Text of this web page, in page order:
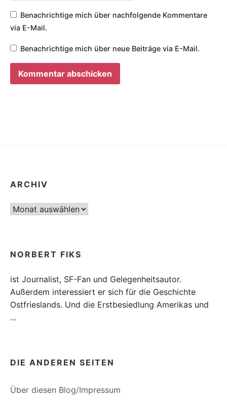
Benachrichtige mich über nachfolgende Kommentare
via E-Mail.
Benachrichtige mich über neue Beiträge via E-Mail.
ARCHIV
Archiv
NORBERT FIKS
ist Journalist, SF-Fan und Gelegenheitsautor.
Außerdem interessiert er sich für die Geschichte
Ostfrieslands. Und die Erstbesiedlung Amerikas und
...
DIE ANDEREN SEITEN
Über diesen Blog/Impressum